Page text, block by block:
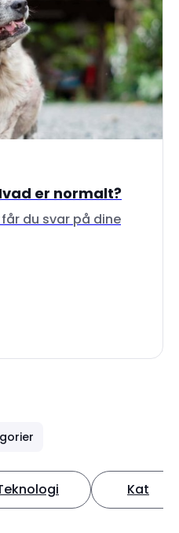
er normalt?
du svar på dine
Kat